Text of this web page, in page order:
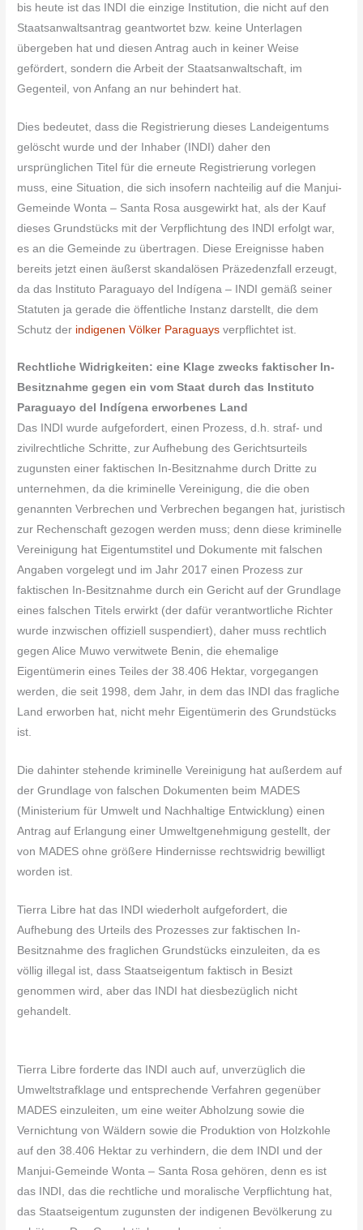
bis heute ist das INDI die einzige Institution, die nicht auf den
Staatsanwaltsantrag geantwortet bzw. keine Unterlagen
übergeben hat und diesen Antrag auch in keiner Weise
gefördert, sondern die Arbeit der Staatsanwaltschaft, im
Gegenteil, von Anfang an nur behindert hat.
Dies bedeutet, dass die Registrierung dieses Landeigentums
gelöscht wurde und der Inhaber (INDI) daher den
ursprünglichen Titel für die erneute Registrierung vorlegen
muss, eine Situation, die sich insofern nachteilig auf die Manjui-
Gemeinde Wonta – Santa Rosa ausgewirkt hat, als der Kauf
dieses Grundstücks mit der Verpflichtung des INDI erfolgt war,
es an die Gemeinde zu übertragen. Diese Ereignisse haben
bereits jetzt einen äußerst skandalösen Präzedenzfall erzeugt,
da das Instituto Paraguayo del Indígena – INDI gemäß seiner
Statuten ja gerade die öffentliche Instanz darstellt, die dem
Schutz der indigenen Völker Paraguaysverpflichtet ist.
Rechtliche Widrigkeiten: eine Klage zwecks faktischer In-
Besitznahme gegen ein vom Staat durch das Instituto
Paraguayo del Indígena erworbenes Land
Das INDI wurde aufgefordert, einen Prozess, d.h. straf- und
zivilrechtliche Schritte, zur Aufhebung des Gerichtsurteils
zugunsten einer faktischen In-Besitznahme durch Dritte zu
unternehmen, da die kriminelle Vereinigung, die die oben
genannten Verbrechen und Verbrechen begangen hat, juristisch
zur Rechenschaft gezogen werden muss; denn diese kriminelle
Vereinigung hat Eigentumstitel und Dokumente mit falschen
Angaben vorgelegt und im Jahr 2017 einen Prozess zur
faktischen In-Besitznahme durch ein Gericht auf der Grundlage
eines falschen Titels erwirkt (der dafür verantwortliche Richter
wurde inzwischen offiziell suspendiert), daher muss rechtlich
gegen Alice Muwo verwitwete Benin, die ehemalige
Eigentümerin eines Teiles der 38.406 Hektar, vorgegangen
werden, die seit 1998, dem Jahr, in dem das INDI das fragliche
Land erworben hat, nicht mehr Eigentümerin des Grundstücks
ist.
Die dahinter stehende kriminelle Vereinigung hat außerdem auf
der Grundlage von falschen Dokumenten beim MADES
(Ministerium für Umwelt und Nachhaltige Entwicklung) einen
Antrag auf Erlangung einer Umweltgenehmigung gestellt, der
von MADES ohne größere Hindernisse rechtswidrig bewilligt
worden ist.
Tierra Libre hat das INDI wiederholt aufgefordert, die
Aufhebung des Urteils des Prozesses zur faktischen In-
Besitznahme des fraglichen Grundstücks einzuleiten, da es
völlig illegal ist, dass Staatseigentum faktisch in Besizt
genommen wird, aber das INDI hat diesbezüglich nicht
gehandelt.
Tierra Libre forderte das INDI auch auf, unverzüglich die
Umweltstrafklage und entsprechende Verfahren gegenüber
MADES einzuleiten, um eine weiter Abholzung sowie die
Vernichtung von Wäldern sowie die Produktion von Holzkohle
auf den 38.406 Hektar zu verhindern, die dem INDI und der
Manjui-Gemeinde Wonta – Santa Rosa gehören, denn es ist
das INDI, das die rechtliche und moralische Verpflichtung hat,
das Staatseigentum zugunsten der indigenen Bevölkerung zu